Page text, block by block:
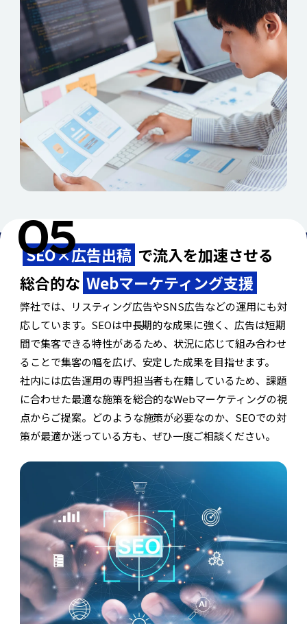
SEO×広告出稿 で流入を加速させる
総合的な Webマーケティング支援
弊社では、リスティング広告やSNS広告などの運用にも対
応しています。SEOは中長期的な成果に強く、広告は短期
間で集客できる特性があるため、状況に応じて組み合わせ
ることで集客の幅を広げ、安定した成果を目指せます。
社内には広告運用の専門担当者も在籍しているため、課題
に合わせた最適な施策を総合的なWebマーケティングの視
点からご提案。どのような施策が必要なのか、SEOでの対
策が最適か迷っている方も、ぜひ一度ご相談ください。